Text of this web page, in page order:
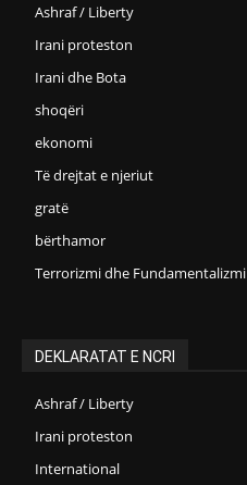
Ashraf / Liberty
Irani proteston
Irani dhe Bota
shoqëri
ekonomi
Të drejtat e njeriut
gratë
bërthamor
Terrorizmi dhe Fundamentalizmi
DEKLARATAT E NCRI
Ashraf / Liberty
Irani proteston
International